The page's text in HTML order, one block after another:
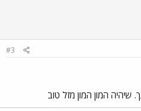
#3
שיהיה המון המון מזל טוב